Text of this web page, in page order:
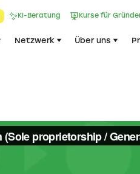
KI-Beratung Kurse für
Netzwerk Über uns